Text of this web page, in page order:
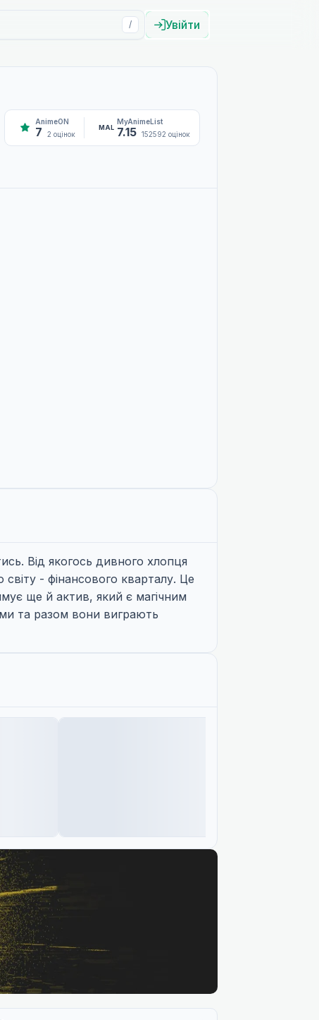
/ Увійти
AnimeON
7 2 оцінок
MAL
MyAnimeList
7.15 152592 оцінок
Від якогось дивного хлопця
- фінансового кварталу. Це
ще й актив, який є магічним
та разом вони виграють